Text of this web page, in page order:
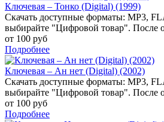
Ключевая – Тонко (Digital) (1999)
Скачать доступные форматы: MP3,
выбирайте "Цифровой товар". После
от 100 руб
Подробнее
Ключевая – Ан нет (Digital) (2002)
Скачать доступные форматы: MP3,
выбирайте "Цифровой товар". После
от 100 руб
Подробнее